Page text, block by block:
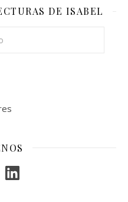
DE ISABEL
LinkedIn